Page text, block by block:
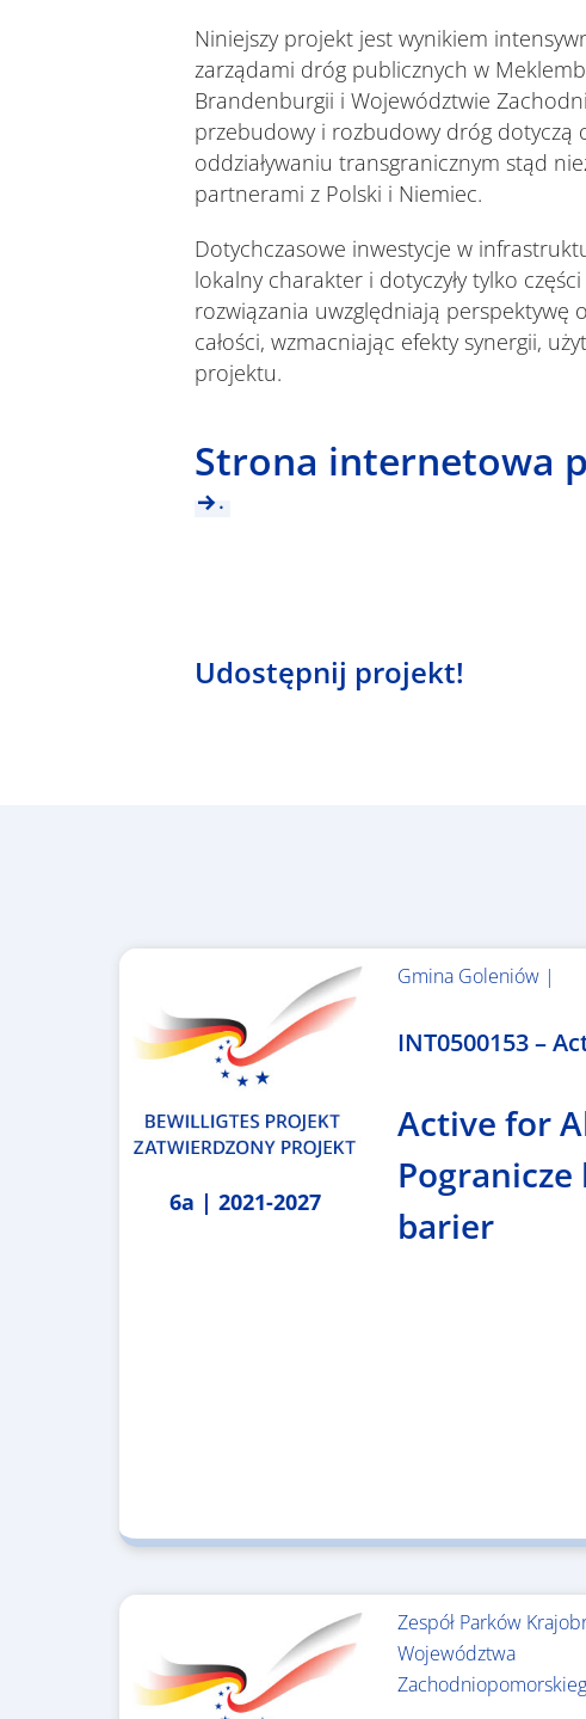
Niniejszy projekt jest wynikiem
zarządami dróg publicznych w
Brandenburgii i Województwie
przebudowy i rozbudowy dróg dotyczą
oddziaływaniu transgranicznym stąd
partnerami z Polski i Niemiec.
Dotychczasowe inwestycje w
lokalny charakter i dotyczyły tylko
rozwiązania uwzględniają perspektywę
całości, wzmacniając efekty synergii,
projektu.
Strona internetowa
.
Udostępnij projekt!
6a | 2021-2027
Gmina Goleniów |
INT0500153 –
Active for
Pogranicze
barier
Zespół Parków
Województwa